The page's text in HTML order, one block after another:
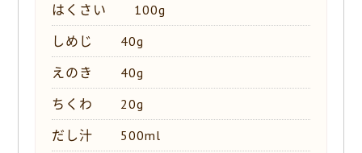
はくさい 100g
しめじ 40g
えのき 40g
ちくわ 20g
だし汁 500ml